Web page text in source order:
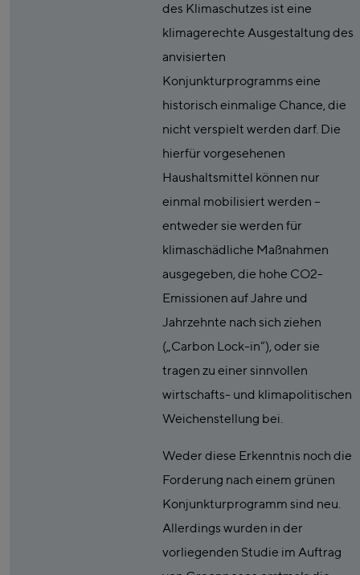
des Klimaschutzes ist eine
klimagerechte Ausgestaltung des
anvisierten
Konjunkturprogramms eine
historisch einmalige Chance, die
nicht verspielt werden darf. Die
hierfür vorgesehenen
Haushaltsmittel können nur
einmal mobilisiert werden –
entweder sie werden für
klimaschädliche Maßnahmen
ausgegeben, die hohe CO2-
Emissionen auf Jahre und
Jahrzehnte nach sich ziehen
(„Carbon Lock-in“), oder sie
tragen zu einer sinnvollen
wirtschafts- und klimapolitischen
Weichenstellung bei.
Weder diese Erkenntnis noch die
Forderung nach einem grünen
Konjunkturprogramm sind neu.
Allerdings wurden in der
vorliegenden Studie im Auftrag